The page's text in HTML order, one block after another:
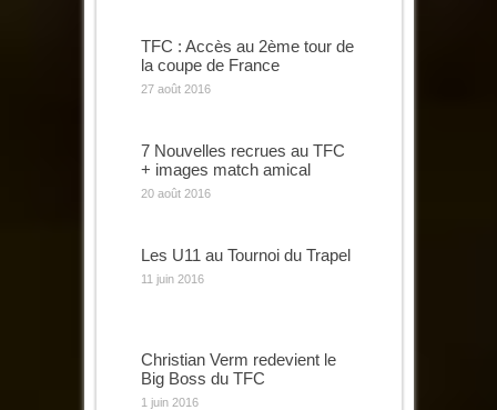
TFC : Accès au 2ème tour de
la coupe de France
27 août 2016
7 Nouvelles recrues au TFC
+ images match amical
20 août 2016
Les U11 au Tournoi du Trapel
11 juin 2016
Christian Verm redevient le
Big Boss du TFC
1 juin 2016